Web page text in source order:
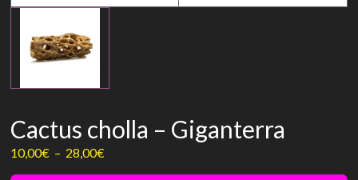
Cactus cholla – Giganterra
10,00€ – 28,00€
de